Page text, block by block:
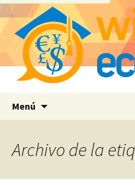
Menú
Archivo de la